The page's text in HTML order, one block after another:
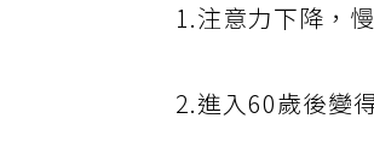
1.注意力下降，
2.進入60歲後變